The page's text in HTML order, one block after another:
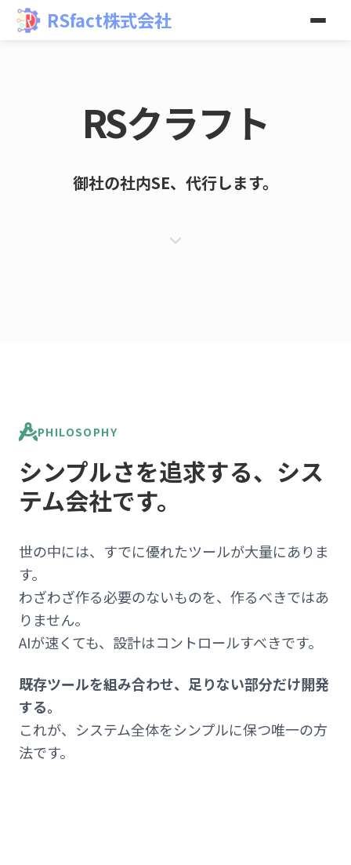
RSfact株式会社
RSクラフト
御社の社内SE、代行します。
PHILOSOPHY
シンプルさを追求する、 シス
テム会社です。
世の中には、すでに優れたツールが大量にありま
す。
わざわざ作る必要のないものを、作るべきではあ
りません。
AIが速くても、設計はコントロールすべきです。
既存ツールを組み合わせ、足りない部分だけ開発
する。
これが、システム全体をシンプルに保つ唯一の方
法です。